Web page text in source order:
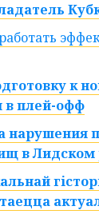
к
в плей-офф
нарушения
в Лидском